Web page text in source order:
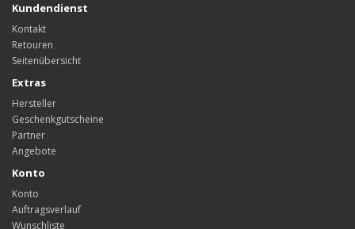
Kundendienst
Kontakt
Retouren
Seitenübersicht
Extras
Hersteller
Geschenkgutscheine
Partner
Angebote
Konto
Konto
Auftragsverlauf
Wunschliste